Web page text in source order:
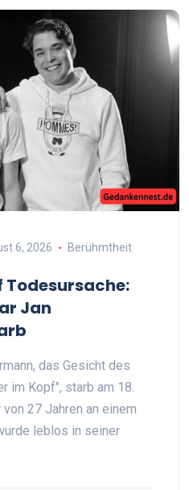
6, 2026 Berühmtheit
Jan
das Gesicht des
im Kopf", starb am 18.
27 Jahren an einem
leblos in seiner